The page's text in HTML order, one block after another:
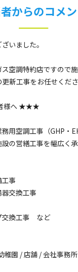
からのコメ
いました。
空調特約店ですので
新工事をお任せくださ
様へ ★★★
用空調工事（GHP・
の営繕工事を幅広く
工事
器交換工事
交換工事 など
稚園 / 店舗 / 会社事務